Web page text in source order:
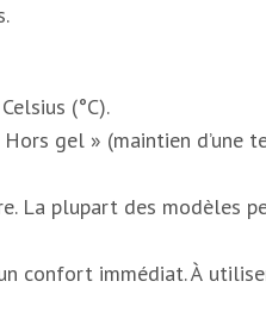
(°C).
gel » (maintien d’une
La plupart des modèles
confort immédiat. À